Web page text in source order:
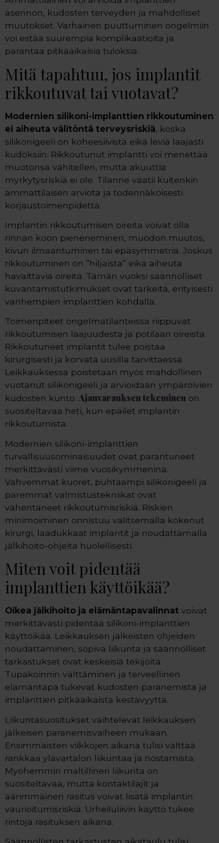
asennon, kudosten terveyden ja mahdolliset
muutokset. Varhainen puuttuminen ongelmiin
voi estää suurempia komplikaatioita ja
parantaa pitkäaikaisia tuloksia.
Mitä tapahtuu, jos implantit
rikkoutuvat tai vuotavat?
Modernien silikoni-implanttien rikkoutuminen
ei aiheuta välitöntä terveysriskiä, koska
silikonigeeli on koheesiivista eikä leviä laajasti
kudoksiin. Rikkoutunut implantti voi menettää
muotonsa vähitellen, mutta akuuttia
myrkytysriskiä ei ole. Tilanne vaatii kuitenkin
ammattilaisen arviota ja todennäköisesti
korjaustoimenpidettä.
Implantin rikkoutumisen oireita voivat olla
rinnan koon pieneneminen, muodon muutos,
kivun ilmaantuminen tai epäsymmetria. Joskus
rikkoutuminen on ”hiljaista” eikä aiheuta
havaittavia oireita. Tämän vuoksi säännölliset
kuvantamistutkimukset ovat tärkeitä, erityisesti
vanhempien implanttien kohdalla.
Toimenpiteet ongelmatilanteissa riippuvat
rikkoutumisen laajuudesta ja potilaan oireista.
Rikkoutuneet implantit tulee poistaa
kirurgisesti ja korvata uusilla tarvittaessa.
Leikkauksessa poistetaan myös mahdollinen
vuotanut silikonigeeli ja arvioidaan ympäröivien
kudosten kunto. Ajanvarauksen tekeminen on
suositeltavaa heti, kun epäilet implantin
rikkoutumista.
Modernien silikoni-implanttien
turvallisuusominaisuudet ovat parantuneet
merkittävästi viime vuosikymmeninä.
Vahvemmat kuoret, puhtaampi silikonigeeli ja
paremmat valmistustekniikat ovat
vähentäneet rikkoutumisriskiä. Riskien
minimoiminen onnistuu valitsemalla kokenut
kirurgi, laadukkaat implantit ja noudattamalla
jälkihoito-ohjeita huolellisesti.
Miten voit pidentää
implanttien käyttöikää?
Oikea jälkihoito ja elämäntapavalinnat voivat
merkittävästi pidentää silikoni-implanttien
käyttöikää. Leikkauksen jälkeisten ohjeiden
noudattaminen, sopiva liikunta ja säännölliset
tarkastukset ovat keskeisiä tekijöitä.
Tupakoinnin välttäminen ja terveellinen
elämäntapa tukevat kudosten paranemista ja
implanttien pitkäaikaista kestävyyttä.
Liikuntasuositukset vaihtelevat leikkauksen
jälkeisen paranemisvaiheen mukaan.
Ensimmäisten viikkojen aikana tulisi välttää
rankkaa ylävartalon liikuntaa ja nostamista.
Myöhemmin maltillinen liikunta on
suositeltavaa, mutta kontaktilajit ja
äärimmäinen rasitus voivat lisätä implantin
vaurioitumisriskiä. Urheiluliivin käyttö tukee
rintoja rasituksen aikana.